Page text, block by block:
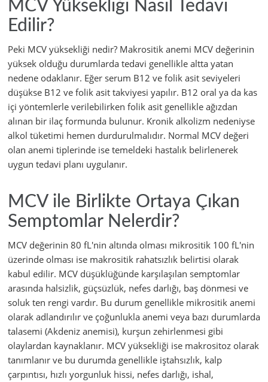
MCV Yüksekliği Nasıl Tedavi
Edilir?
Peki MCV yüksekliği nedir? Makrositik anemi MCV değerinin
yüksek olduğu durumlarda tedavi genellikle altta yatan
nedene odaklanır. Eğer serum B12 ve folik asit seviyeleri
düşükse B12 ve folik asit takviyesi yapılır. B12 oral ya da kas
içi yöntemlerle verilebilirken folik asit genellikle ağızdan
alınan bir ilaç formunda bulunur. Kronik alkolizm nedeniyse
alkol tüketimi hemen durdurulmalıdır. Normal MCV değeri
olan anemi tiplerinde ise temeldeki hastalık belirlenerek
uygun tedavi planı uygulanır.
MCV ile Birlikte Ortaya Çıkan
Semptomlar Nelerdir?
MCV değerinin 80 fL'nin altında olması mikrositik 100 fL'nin
üzerinde olması ise makrositik rahatsızlık belirtisi olarak
kabul edilir. MCV düşüklüğünde karşılaşılan semptomlar
arasında halsizlik, güçsüzlük, nefes darlığı, baş dönmesi ve
soluk ten rengi vardır. Bu durum genellikle mikrositik anemi
olarak adlandırılır ve çoğunlukla anemi veya bazı durumlarda
talasemi (Akdeniz anemisi), kurşun zehirlenmesi gibi
olaylardan kaynaklanır. MCV yüksekliği ise makrositoz olarak
tanımlanır ve bu durumda genellikle iştahsızlık, kalp
çarpıntısı, hızlı yorgunluk hissi, nefes darlığı, ishal,